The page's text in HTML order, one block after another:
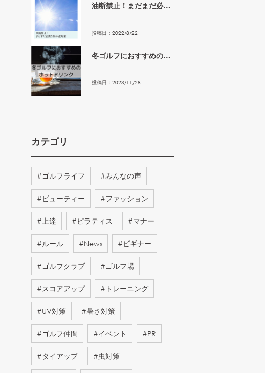
油断禁止！まだまだ必要
投稿日： 2022/8/22
冬ゴルフにおすすめのホ
投稿日： 2023/11/28
カテゴリ
#ゴルフライフ #みんなの声
#ビューティー #ファッション
#上達 #ピラティス #マナー
#ルール #News #ビギナー
#ゴルフクラブ #ゴルフ場
#スコアアップ # トレーニング
#UV対策 #暑さ対策
#ゴルフ仲間 #イベント #PR
#タイアップ #虫対策